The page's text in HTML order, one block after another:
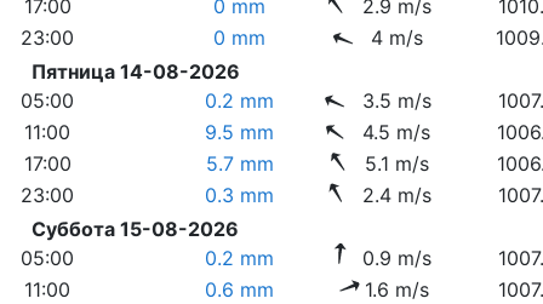
17:00 0 mm 2.9 m/s
23:00
0 mm 4 m/s
Пятница 14-08-2026
05:00
0.2 mm 3.5 m/s
11:00
9.5 mm 4.5 m/s
17:00
5.7 mm 5.1 m/s
23:00
0.3 mm 2.4 m/s
Суббота 15-08-2026
05:00
0.2 mm 0.9 m/s
11:00
0.6 mm 1.6 m/s